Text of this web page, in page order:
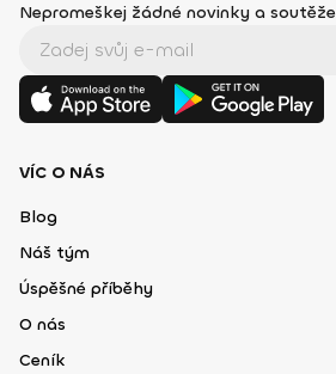
Nepromeškej žádné novinky a soutěže
VÍC O NÁS
Blog
Náš tým
Úspěšné příběhy
O nás
Ceník